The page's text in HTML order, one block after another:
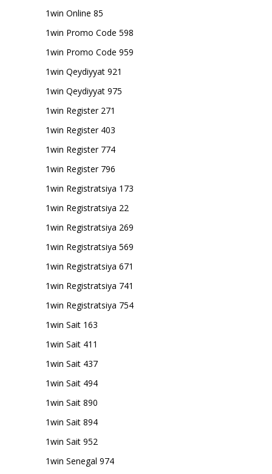
1win Online 85
1win Promo Code 598
1win Promo Code 959
1win Qeydiyyat 921
1win Qeydiyyat 975
1win Register 271
1win Register 403
1win Register 774
1win Register 796
1win Registratsiya 173
1win Registratsiya 22
1win Registratsiya 269
1win Registratsiya 569
1win Registratsiya 671
1win Registratsiya 741
1win Registratsiya 754
1win Sait 163
1win Sait 411
1win Sait 437
1win Sait 494
1win Sait 890
1win Sait 894
1win Sait 952
1win Senegal 974